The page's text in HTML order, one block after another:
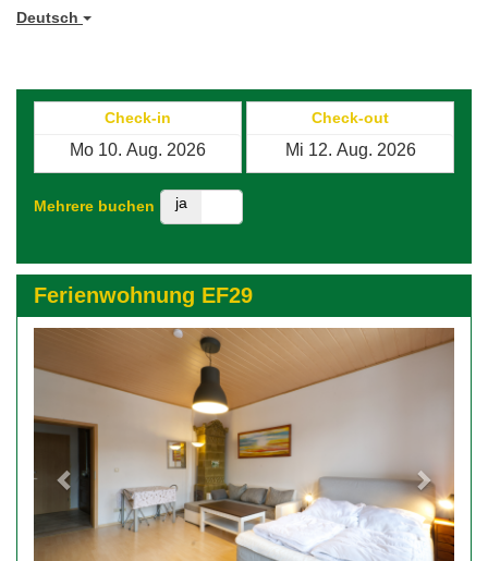
Deutsch
Check-in Check-out
Mehrere buchen ja
Ferienwohnung EF29
Next